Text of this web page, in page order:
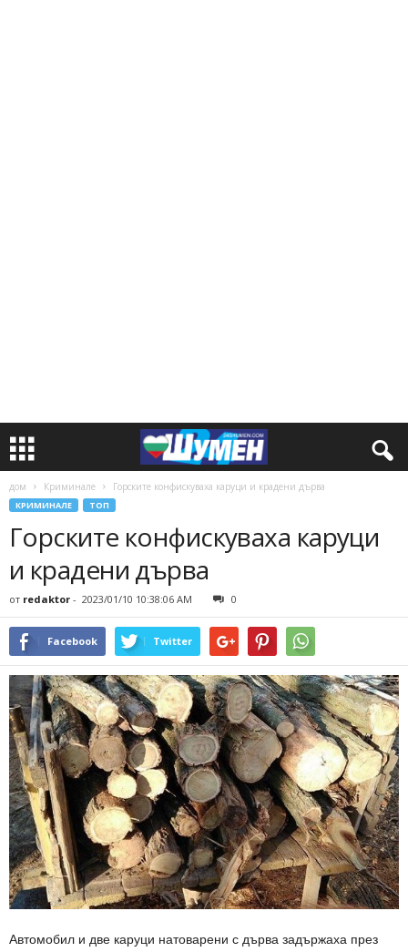
дом Криминале Горските конфискуваха каруци и крадени дърва
КРИМИНАЛЕ ТОП
Горските конфискуваха каруци
и крадени дърва
от redaktor - 2023/01/10 10:38:06 AM 0
Facebook Twitter
Автомобил и две каруци натоварени с дърва задържаха през